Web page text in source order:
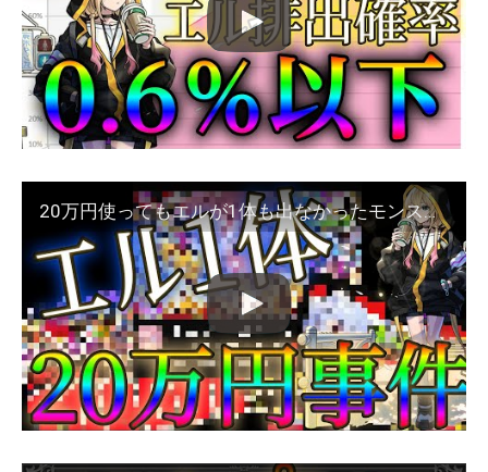
20万円使ってもエルが1体も出なかったモンストYouTuberと神引きVTuberの排出確率を合わせると･･･